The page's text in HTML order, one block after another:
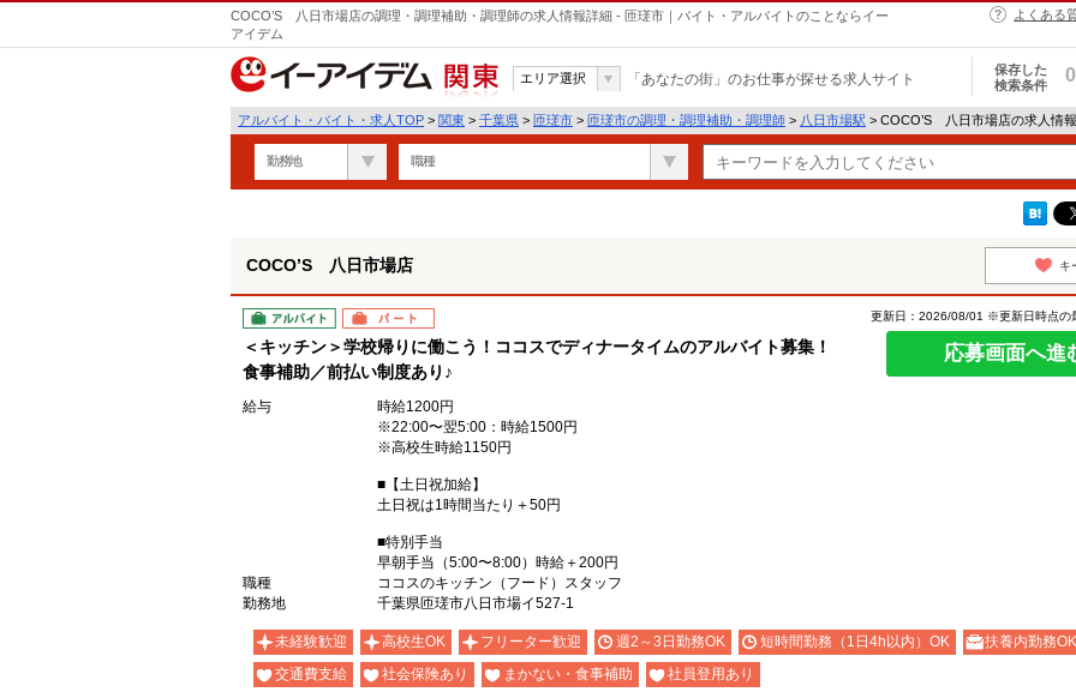
COCO’S 八日市場店の調理・調理補助・調理師の求人情報詳細 - 匝瑳市｜バイト・アルバイトのことならイー
アイデム
よくある
関東
エリア選択 「あなたの街」のお仕事が探せる求人サイト
保存した
検索条件
0
アルバイト・バイト・求人TOP > 関東 > 千葉県 > 匝瑳市 > 匝瑳市の調理・調理補助・調理師 > 八日市場駅 > COCO’S 八日市場店の求人情
勤務地 職種
COCO’S 八日市場店 キ
アルバイト パート
＜キッチン＞学校帰りに働こう！ココスでディナータイムのアルバイト募集！
食事補助／前払い制度あり♪
更新日：2026/08/01 ※更新日時点の
応募画面へ進
給与
時給1200円
※22:00〜翌5:00：時給1500円
※高校生時給1150円
■【土日祝加給】
土日祝は1時間当たり＋50円
■特別手当
早朝手当（5:00〜8:00）時給＋200円
職種
ココスのキッチン（フード）スタッフ
勤務地
千葉県匝瑳市八日市場イ527-1
未経験歓迎 高校生OK フリーター歓迎 週2～3日勤務OK 短時間勤務（1日4h以内）OK
扶養内勤務OK
交通費支給
社会保険あり まかない・食事補助 社員登用あり